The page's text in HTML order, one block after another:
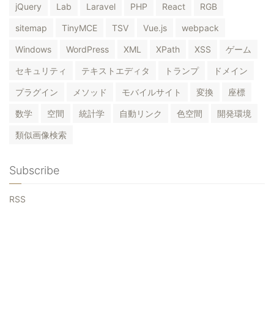
jQuery Lab Laravel PHP React RGB
sitemap TinyMCE TSV Vue.js webpack
Windows WordPress XML XPath XSS ゲーム
セキュリティ テキストエディタ トランプ ドメイン
プラグイン メソッド モバイルサイト 変換 座標
数学 空間 統計学 自動リンク 色空間 開発環境
類似画像検索
Subscribe
RSS